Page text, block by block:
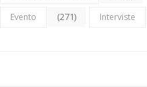
Evento (271) Interviste